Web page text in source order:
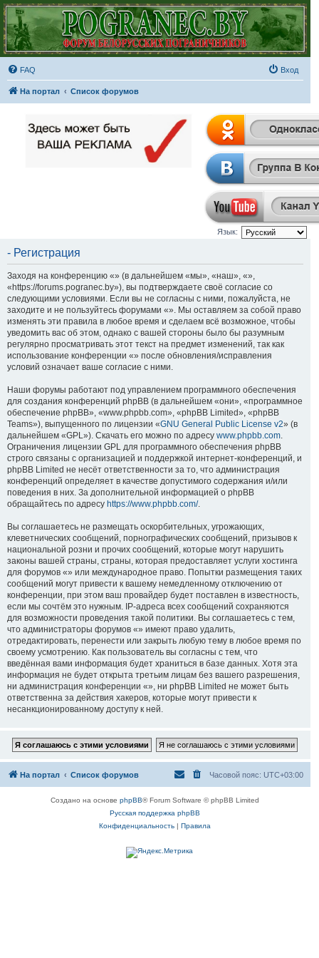
FAQ Вход
На портал Список форумов
Язык:
- Регистрация
Заходя на конференцию «» (в дальнейшем «мы», «наш», «»,
«https://forums.pogranec.by»), вы подтверждаете своё согласие со
следующими условиями. Если вы не согласны с ними, пожалуйста, не
заходите и не пользуйтесь форумами «». Мы оставляем за собой право
изменять эти правила в любое время и сделаем всё возможное, чтобы
уведомить вас об этом, однако с вашей стороны было бы разумным
регулярно просматривать этот текст на предмет изменений, так как
использование конференции «» после обновления/исправления
условий означает ваше согласие с ними.
Наши форумы работают под управлением программного обеспечения
для создания конференций phpBB (в дальнейшем «они», «программное
обеспечение phpBB», «www.phpbb.com», «phpBB Limited», «phpBB
Teams»), выпущенного по лицензии «GNU General Public License v2» (в
дальнейшем «GPL»). Скачать его можно по адресу www.phpbb.com.
Ограничения лицензии GPL для программного обеспечения phpBB
строго связаны с организацией и поддержкой интернет-конференций, и
phpBB Limited не несёт ответственности за то, что администрация
конференций определяет в качестве допустимого содержания и/или
поведения в них. За дополнительной информацией о phpBB
обращайтесь по адресу https://www.phpbb.com/.
Вы соглашаетесь не размещать оскорбительных, угрожающих,
клеветнических сообщений, порнографических сообщений, призывов к
национальной розни и прочих сообщений, которые могут нарушить
законы вашей страны, страны, которая предоставляет услуги хостинга
для форумов «» или международное право. Попытки размещения таких
сообщений могут привести к вашему немедленному отключению от
конференции, при этом ваш провайдер будет поставлен в известность,
если мы сочтём это нужным. IP-адреса всех сообщений сохраняются
для возможности проведения такой политики. Вы соглашаетесь с тем,
что администраторы форумов «» имеют право удалить,
отредактировать, перенести или закрыть любую тему в любое время по
своему усмотрению. Как пользователь вы согласны с тем, что
введённая вами информация будет храниться в базе данных. Хотя эта
информация не будет открыта третьим лицам без вашего разрешения,
ни администрация конференции «», ни phpBB Limited не может быть
ответственна за действия хакеров, которые могут привести к
несанкционированному доступу к ней.
На портал Список форумов Часовой пояс: UTC+03:00
Создано на основеphpBB® Forum Software © phpBB Limited
Русская поддержка phpBB
Конфиденциальность
Правила